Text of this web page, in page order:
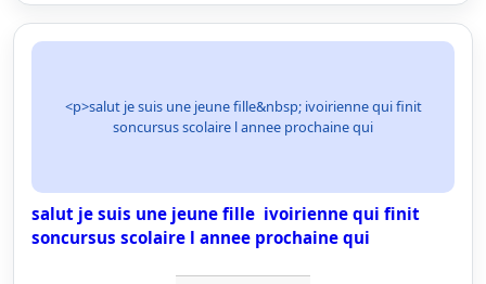
<p>salut je suis une jeune fille&nbsp; ivoirienne qui finit
soncursus scolaire l annee prochaine qui
salut je suis une jeune fille ivoirienne qui finit
soncursus scolaire l annee prochaine qui